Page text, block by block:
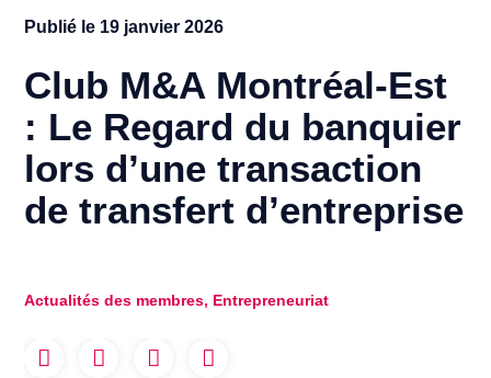
Publié le 19 janvier 2026
Club M&A Montréal-Est
: Le Regard du banquier
lors d’une transaction
de transfert d’entreprise
Actualités des membres, Entrepreneuriat